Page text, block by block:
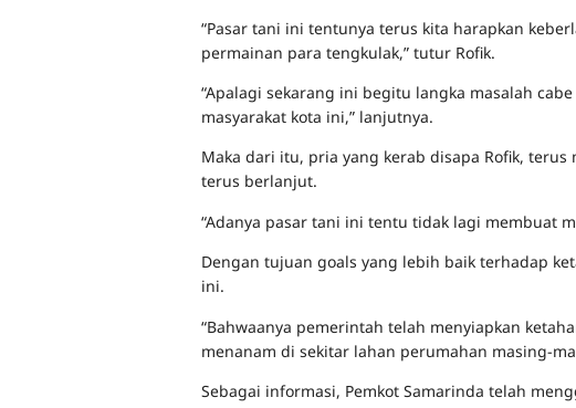
“Pasar tani ini tentunya terus kita harapkan
permainan para tengkulak,” tutur Rofik.
“Apalagi sekarang ini begitu langka masalah
masyarakat kota ini,” lanjutnya.
Maka dari itu, pria yang kerab disapa Rofik,
terus berlanjut.
“Adanya pasar tani ini tentu tidak lagi membuat
Dengan tujuan goals yang lebih baik terhadap
ini.
“Bahwaanya pemerintah telah menyiapkan
menanam di sekitar lahan perumahan masing-
Sebagai informasi, Pemkot Samarinda telah